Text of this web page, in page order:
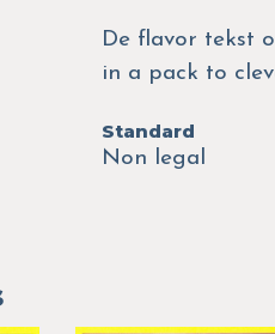
De flavor tekst
in a pack to
Standard
Non legal